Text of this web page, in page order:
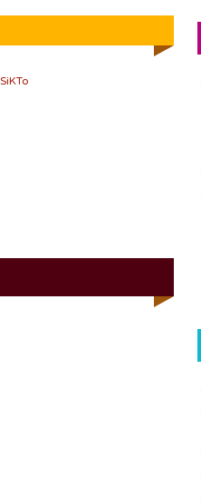
SiKTo